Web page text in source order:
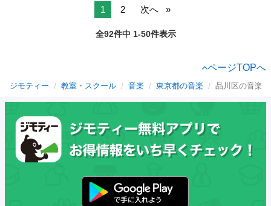
1 2 次へ
全92件中 1-50件表示
ページTOPへ
ジモティー 教室・スクール 音楽 東京都の音楽 品川区の音楽